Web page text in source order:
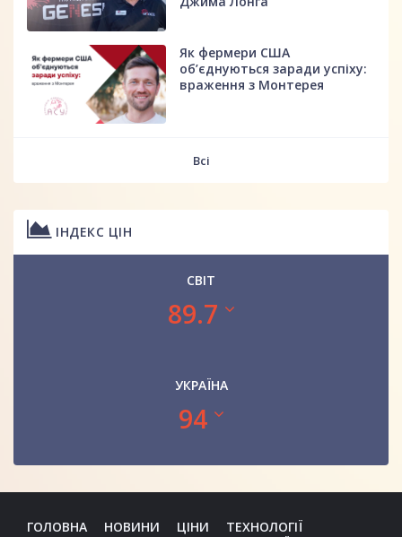
Як фермери США
об’єднуються заради успіху:
враження з Монтерея
Всі
ІНДЕКС ЦІН
СВІТ
89.7
УКРАЇНА
94
ГОЛОВНА НОВИНИ ЦІНИ
ТЕХНОЛОГІЇ